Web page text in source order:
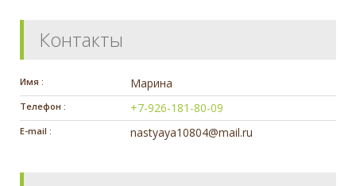
Контакты
Имя : Марина
Телефон : +7-926-181-80-09
E-mail : nastyaya10804@mail.ru